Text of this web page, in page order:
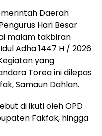
Daerah
Hari Besar
malam takbiran
Adha 1447 H / 2026
yang
Torea ini dilepas
Samaun Dahlan.
di ikuti oleh OPD
Fakfak, hingga